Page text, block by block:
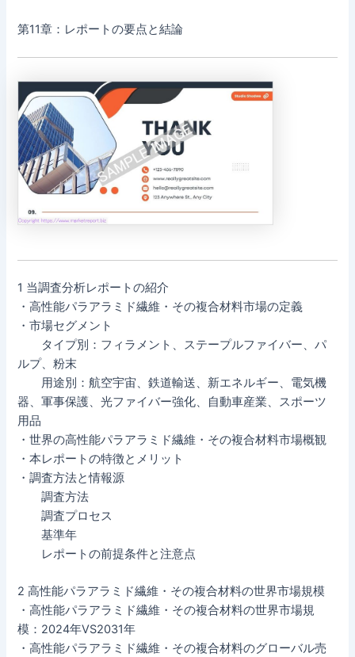
第11章：レポートの要点と結論
1 当調査分析レポートの紹介
・高性能パラアラミド繊維・その複合材料市場の定義
・市場セグメント
タイプ別：フィラメント、ステープルファイバー、パ
ルプ、粉末
用途別：航空宇宙、鉄道輸送、新エネルギー、電気機
器、軍事保護、光ファイバー強化、自動車産業、スポーツ
用品
・世界の高性能パラアラミド繊維・その複合材料市場概観
・本レポートの特徴とメリット
・調査方法と情報源
調査方法
調査プロセス
基準年
レポートの前提条件と注意点
2 高性能パラアラミド繊維・その複合材料の世界市場規模
・高性能パラアラミド繊維・その複合材料の世界市場規
模：2024年VS2031年
・高性能パラアラミド繊維・その複合材料のグローバル売